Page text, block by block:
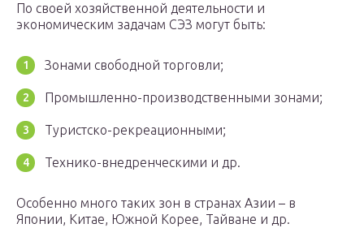
По своей хозяйственной деятельности и
экономическим задачам СЭЗ могут быть:
Зонами свободной торговли;
Промышленно-производственными зонами;
Туристско-рекреационными;
Технико-внедренческими и др.
Особенно много таких зон в странах Азии – в
Японии, Китае, Южной Корее, Тайване и др.